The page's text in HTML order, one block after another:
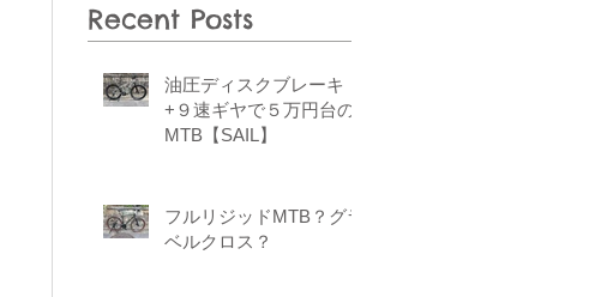
Recent Posts
油圧ディスクブレーキ
+９速ギヤで５万円台の
MTB【SAIL】
フルリジッドMTB？グラ
ベルクロス？